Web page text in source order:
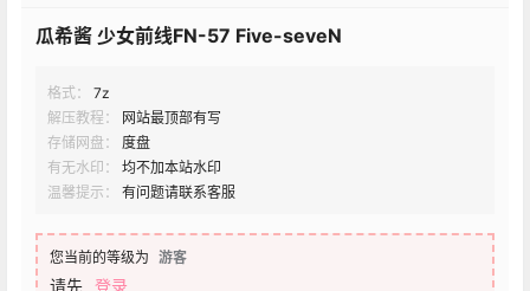
瓜希酱 少女前线FN-57 Five-seveN
格式：
7z
解压教程：
网站最顶部有写
存储网盘：
度盘
有无水印：
均不加本站水印
温馨提示：
有问题请联系客服
您当前的等级为 游客
请先 登录